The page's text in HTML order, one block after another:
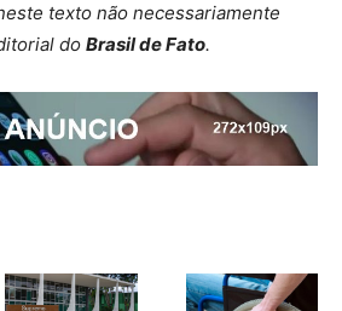
texto não necessariamente
do Brasil de Fato.